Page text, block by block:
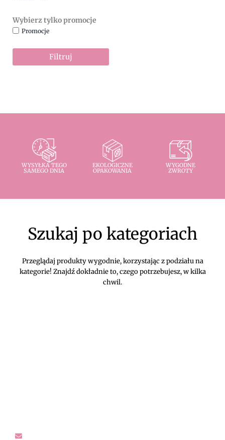
Wybierz tylko promocje
Promocje
Filtruj
WYSYŁKA TEGO
SAMEGO DNIA
EKOLOGICZNE
OPAKOWANIA
WYGODNE
ZWROTY
Szukaj po kategoriach
Przeglądaj produkty wygodnie, korzystając z podziału na
kategorie! Znajdź dokładnie to, czego potrzebujesz, w kilka
chwil.